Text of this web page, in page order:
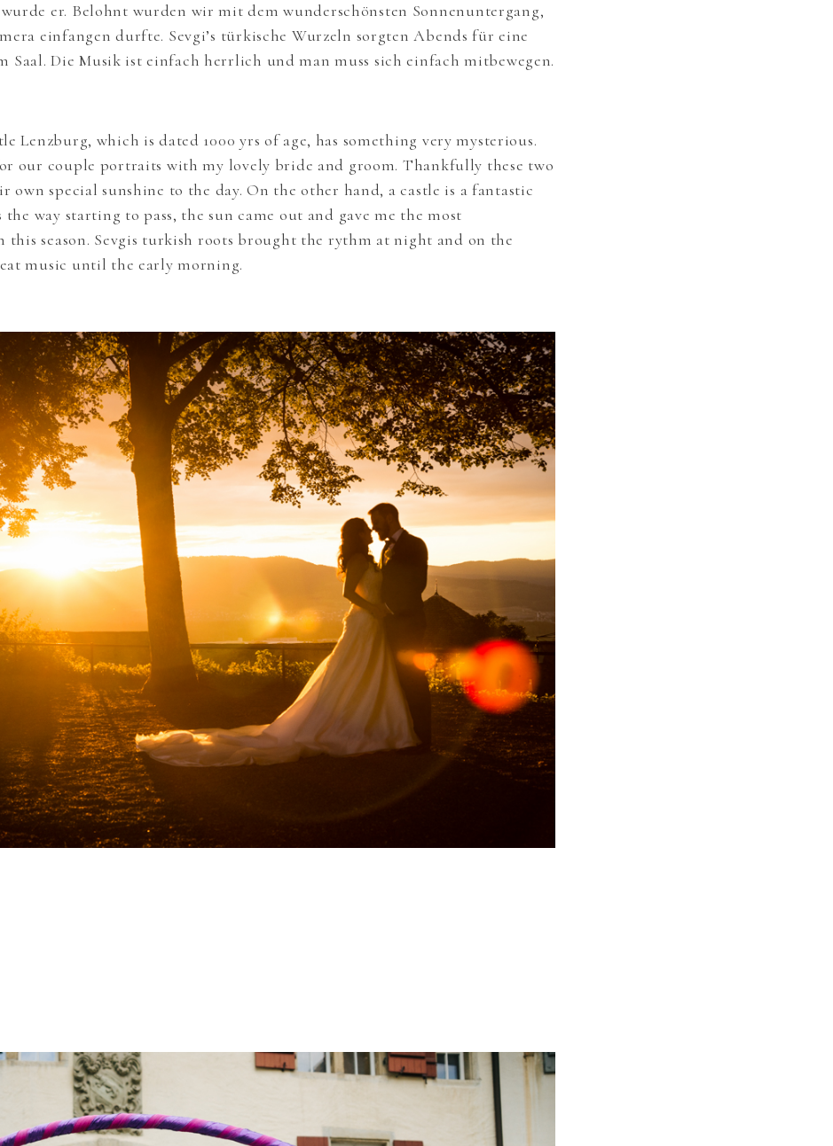
er. Belohnt wurden wir mit dem wunderschönsten Sonnenuntergang,
einfangen durfte. Sevgi’s türkische Wurzeln sorgten Abends für eine
Saal. Die Musik ist einfach herrlich und man muss sich einfach mitbewegen.
Lenzburg, which is dated 1000 yrs of age, has something very mysterious.
our couple portraits with my lovely bride and groom. Thankfully these two
own special sunshine to the day. On the other hand, a castle is a fantastic
way starting to pass, the sun came out and gave me the most
this season. Sevgis turkish roots brought the rythm at night and on the
music until the early morning.